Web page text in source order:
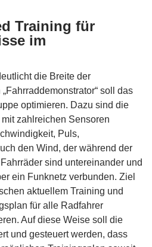
Training für
im
die Breite der
soll das
optimieren. Dazu sind die
zahlreichen Sensoren
Puls,
den Wind, der während der
sind untereinander und
ein Funknetz verbunden. Ziel
aktuellem Training und
für alle Radfahrer
Auf diese Weise soll die
und gesteuert werden, dass